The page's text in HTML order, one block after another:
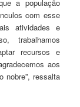
a população
com esse
atividades e
trabalhamos
recursos e
aos
nobre”, ressalta